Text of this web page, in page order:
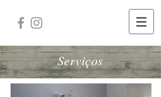
Serviços